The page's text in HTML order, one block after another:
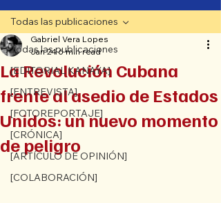
Todas las publicaciones
[EDITORIAL KANAYA]
[ENTREVISTA]
[FOTOREPORTAJE]
[CRÓNICA]
[ARTÍCULO DE OPINIÓN]
[COLABORACIÓN]
Todas las publicaciones
La Revolución Cubana
frente al asedio de Estados
Unidos: un nuevo momento
de peligro
Gabriel Vera Lopes
Jan 24 6 min read